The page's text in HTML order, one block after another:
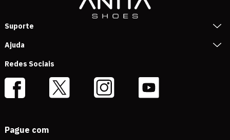
Suporte
Ajuda
Redes Sociais
Pague com